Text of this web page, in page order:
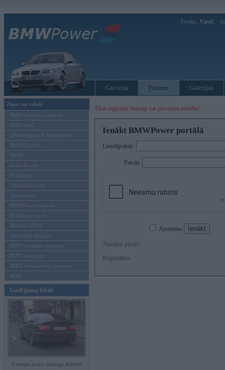
Sveiks, Viesi!
Galvenā Forums Galerijas
Ziņas un raksti
BMW modeļu jaunumi
BMW testi
Tehnoloģijas & sasniegumi
BMW Latvijā
MINI
Rolls-Royce
Pasākumi
Vadāmības tests
Autosports
BMWPower aktuāli
Reklāmas raksti
Mēneša BMW
Sērijveida tūnings
BMW pasaules jaunumi
BMW koncepti
BMW konkurentu jaunumi
Moto
Gadījuma bilde
Latvijas lauku tūninga šedevri
Tikai reģistrēti lietotāji var pievienot atbildes!
Ienākt BMWPower portālā
Lietotājvārds:
Parole:
Atcerēties
Aizmirsi paroli?
Reģistrēties